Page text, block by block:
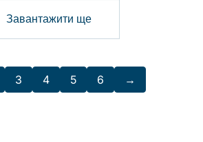
Завантажити ще
3 4 5 6 →